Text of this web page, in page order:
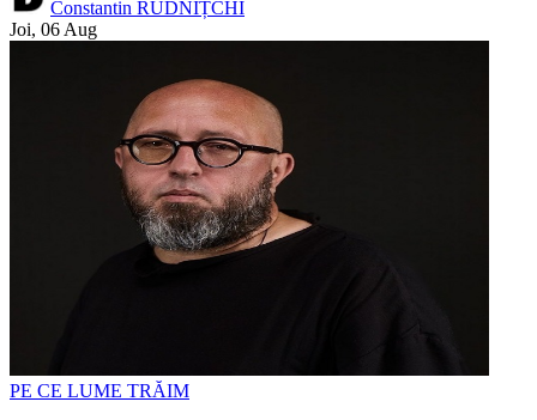
Constantin RUDNIȚCHI
Joi, 06 Aug
PE CE LUME TRĂIM